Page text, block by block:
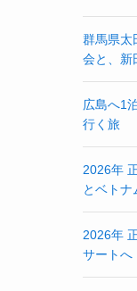
群馬県太
会と、新
広島へ1
行く旅
2026年
とベトナ
2026年
サートへ